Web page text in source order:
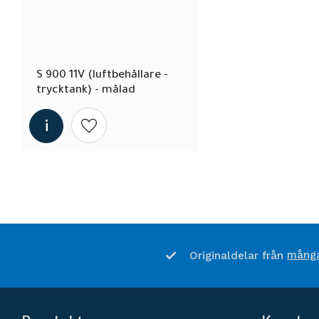
S 900 11V (luftbehållare -
trycktank) - målad
Lägg till i önskelista
Originaldelar från